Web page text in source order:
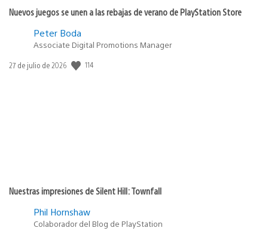
Nuevos juegos se unen a las rebajas de verano de PlayStation Store
Peter Boda
Associate Digital Promotions Manager
Fecha
27 de julio de 2026 114
Nuestras impresiones de Silent Hill: Townfall
Phil Hornshaw
Colaborador del Blog de PlayStation